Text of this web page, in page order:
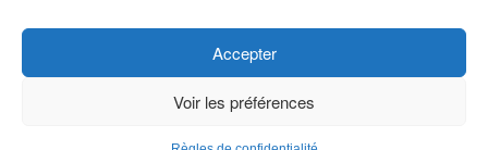
Accepter
Voir les préférences
© 2026 Collège de Maisonneuve. Tous droits réservés.